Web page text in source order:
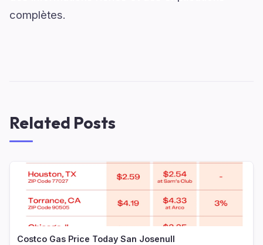
complètes.
Related Posts
Costco Gas Price Today San Josenull